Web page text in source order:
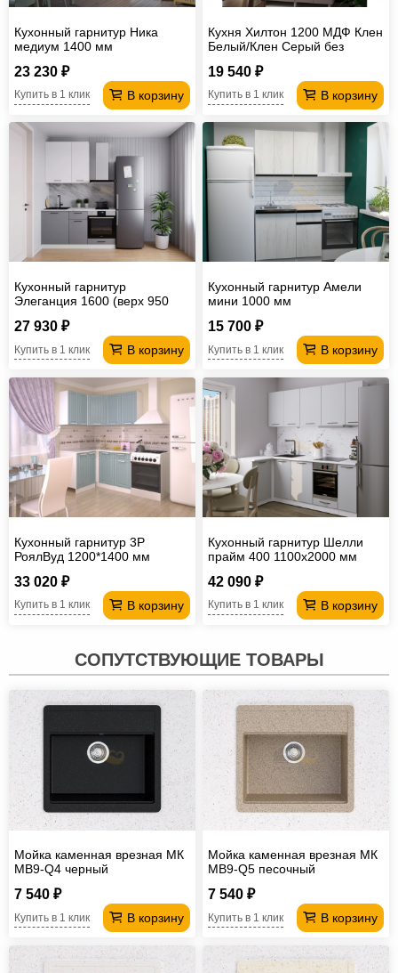
Кухонный гарнитур Ника
медиум 1400 мм
23 230 ₽
В корзину
Купить в 1 клик
Кухня Хилтон 1200 МДФ Клен
Белый/Клен Серый без
19 540 ₽
В корзину
Купить в 1 клик
Кухонный гарнитур
Элеганция 1600 (верх 950
27 930 ₽
В корзину
Купить в 1 клик
Кухонный гарнитур Амели
мини 1000 мм
15 700 ₽
В корзину
Купить в 1 клик
Кухонный гарнитур 3Р
РоялВуд 1200*1400 мм
33 020 ₽
В корзину
Купить в 1 клик
Кухонный гарнитур Шелли
прайм 400 1100х2000 мм
42 090 ₽
В корзину
Купить в 1 клик
СОПУТСТВУЮЩИЕ ТОВАРЫ
Мойка каменная врезная МК
МВ9-Q4 черный
7 540 ₽
В корзину
Купить в 1 клик
Мойка каменная врезная МК
МВ9-Q5 песочный
7 540 ₽
В корзину
Купить в 1 клик